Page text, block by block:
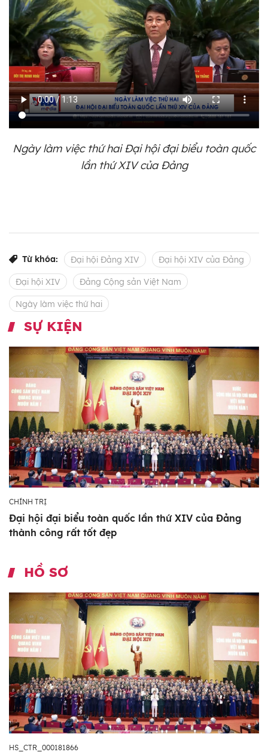
Ngày làm việc thứ hai Đại hội đại biểu toàn quốc
lần thứ XIV của Đảng
Từ khóa: Đại hội Đảng XIV Đại hội XIV của Đảng
Đại hội XIV Đảng Cộng sản Việt Nam
Ngày làm việc thứ hai
SỰ KIỆN
CHÍNH TRỊ
Đại hội đại biểu toàn quốc lần thứ XIV của Đảng
thành công rất tốt đẹp
HỒ SƠ
HS_CTR_000181866